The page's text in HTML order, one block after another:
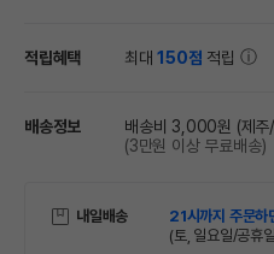
적립혜택 최대150점 적립
배송정보 배송비 3,000원 (제
(3만원 이상 무료배송)
내일배송 21시까지 주문하
(토, 일요일/공휴